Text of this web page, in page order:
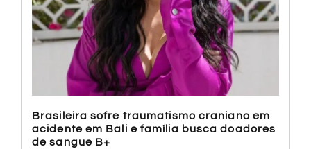
Brasileira sofre traumatismo craniano em
acidente em Bali e família busca doadores
de sangue B+